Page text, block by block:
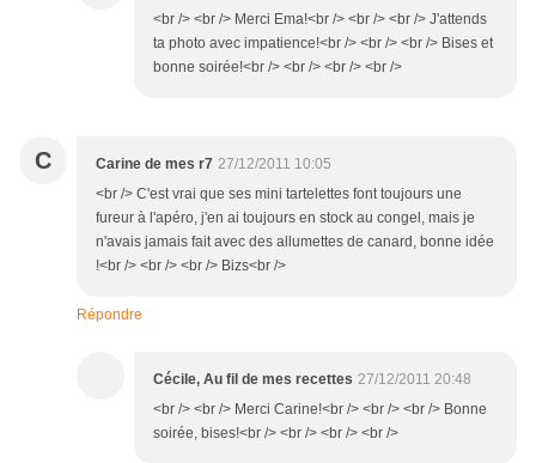
<br /> <br /> Merci Ema!<br /> <br /> <br /> J'attends
ta photo avec impatience!<br /> <br /> <br /> Bises et
bonne soirée!<br /> <br /> <br /> <br />
C Carine de mes r7 27/12/2011 10:05
<br /> C'est vrai que ses mini tartelettes font toujours une
fureur à l'apéro, j'en ai toujours en stock au congel, mais je
n'avais jamais fait avec des allumettes de canard, bonne idée
!<br /> <br /> <br /> Bizs<br />
Répondre
Cécile, Au fil de mes recettes 27/12/2011 20:48
<br /> <br /> Merci Carine!<br /> <br /> <br /> Bonne
soirée, bises!<br /> <br /> <br /> <br />